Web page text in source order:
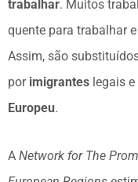
trabalhar. Muitos
quente para trabalhar
Assim, são
por imigrantes legais
Europeu.
A Network for The